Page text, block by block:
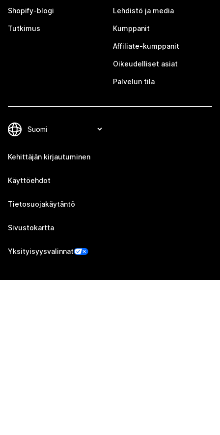
Shopify-blogi
Tutkimus
Lehdistö ja media
Kumppanit
Affiliate-kumppanit
Oikeudelliset asiat
Palvelun tila
Kehittäjän kirjautuminen
Käyttöehdot
Tietosuojakäytäntö
Sivustokartta
Yksityisyysvalinnat